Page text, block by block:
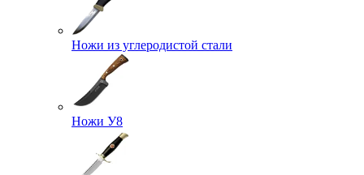
Ножи из углеродистой стали
Ножи У8